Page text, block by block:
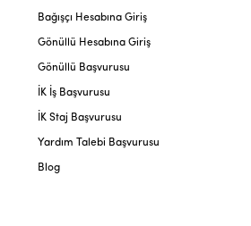
Bağışçı Hesabına Giriş
Gönüllü Hesabına Giriş
Gönüllü Başvurusu
İK İş Başvurusu
İK Staj Başvurusu
Yardım Talebi Başvurusu
Blog